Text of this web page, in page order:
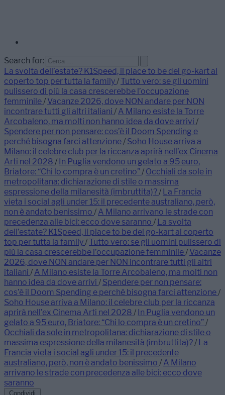
Search for:
La svolta dell’estate? K1Speed, il place to be del go-kart al
coperto top per tutta la family/ Tutto vero: se gli uomini
pulissero di più la casa crescerebbe l’occupazione
femminile/ Vacanze 2026, dove NON andare per NON
incontrare tutti gli altri italiani / A Milano esiste la Torre
Arcobaleno, ma molti non hanno idea da dove arrivi /
Spendere per non pensare: cos’è il Doom Spending e
perché bisogna farci attenzione/ Soho House arriva a
Milano: il celebre club per la riccanza aprirà nell’ex Cinema
Arti nel 2028 / In Puglia vendono un gelato a 95 euro,
Briatore: “Chi lo compra è un cretino”/ Occhiali da sole in
metropolitana: dichiarazione di stile o massima
espressione della milanesità (imbruttita)?/ La Francia
vieta i social agli under 15: il precedente australiano, però,
non è andato benissimo / A Milano arrivano le strade con
precedenza alle bici: ecco dove saranno / La svolta
dell’estate? K1Speed, il place to be del go-kart al coperto
top per tutta la family/ Tutto vero: se gli uomini pulissero di
più la casa crescerebbe l’occupazione femminile/ Vacanze
2026, dove NON andare per NON incontrare tutti gli altri
italiani / A Milano esiste la Torre Arcobaleno, ma molti non
hanno idea da dove arrivi / Spendere per non pensare:
cos’è il Doom Spending e perché bisogna farci attenzione/
Soho House arriva a Milano: il celebre club per la riccanza
aprirà nell’ex Cinema Arti nel 2028 / In Puglia vendono un
gelato a 95 euro, Briatore: “Chi lo compra è un cretino”/
Occhiali da sole in metropolitana: dichiarazione di stile o
massima espressione della milanesità (imbruttita)?/ La
Francia vieta i social agli under 15: il precedente
australiano, però, non è andato benissimo / A Milano
arrivano le strade con precedenza alle bici: ecco dove
saranno
Condividi